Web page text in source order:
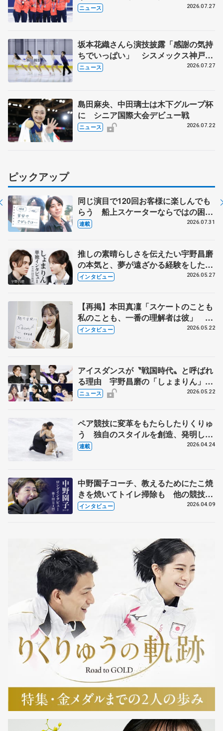
8月7日に文科省が表彰式、ブルーノ・
ニュース 2026.07.27
坂本花織さんら演技披露「感謝の気持
ちでいっぱい」 シスメックス神戸ア
イスキャンパス開場1周年イベント
ニュース 2026.07.27
島田麻央、中田璃士は木下グループ杯
に シニア国際大会デビュー戦
ニュース 2026.07.22
ピックアップ
同じ演目で120回お客様に楽しんでも
らう 船上スケーターならではの困難
とは 影響あったPIW前キャプテン松
連載 2026.07.31
推しの素晴らしさを伝えたい宇野昌磨
の本気と、夢が遠ざかる経験をした本
田真凜の覚悟
インタビュー 2026.05.27
【再掲】本田真凜「スケートのことも
私のことも、一番の理解者は彼」 引
退時の単独インタビューで語った競技
インタビュー 2026.05.22
アイスダンスが〝戦国時代〟と呼ばれ
る理由 宇野昌磨の「しょまりん」ら
実力者が相次いで参戦 国内の競争激
ニュース 2026.05.22
ペア競技に変革をもたらしたりくりゅ
う 独自のスタイルを創造、発明した
【引退発表後②】
連載 2026.04.24
中野園子コーチ、教えるためにたこ焼
きを焼いてトイレ掃除も 他の競技に
も通用するという坂本花織の筋肉
インタビュー 2026.04.09